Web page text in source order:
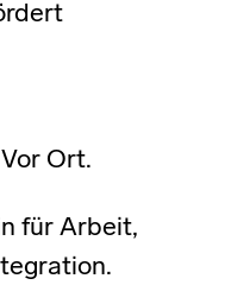
Ort.
für Arbeit,